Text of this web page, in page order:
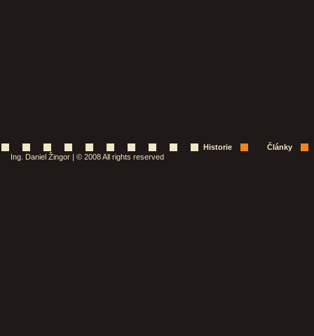
Historie
Články
Ing. Daniel Žingor | © 2008 All rights reserved